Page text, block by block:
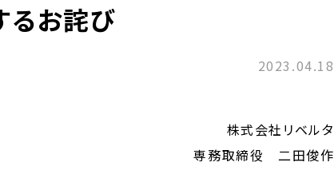
るお詫び
2023.04.18
株式会社リベルタ
専務取締役 二田俊作